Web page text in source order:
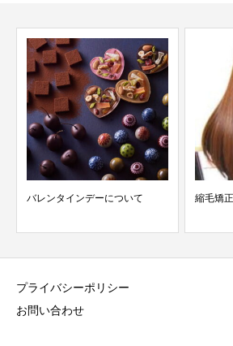
バレンタインデーについて 縮毛矯
プライバシーポリシー
お問い合わせ